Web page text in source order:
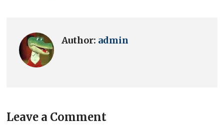
Author: admin
Leave a Comment